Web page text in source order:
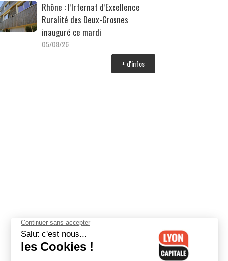
Rhône : l’Internat d’Excellence
Ruralité des Deux-Grosnes
inauguré ce mardi
05/08/26
+ d'infos